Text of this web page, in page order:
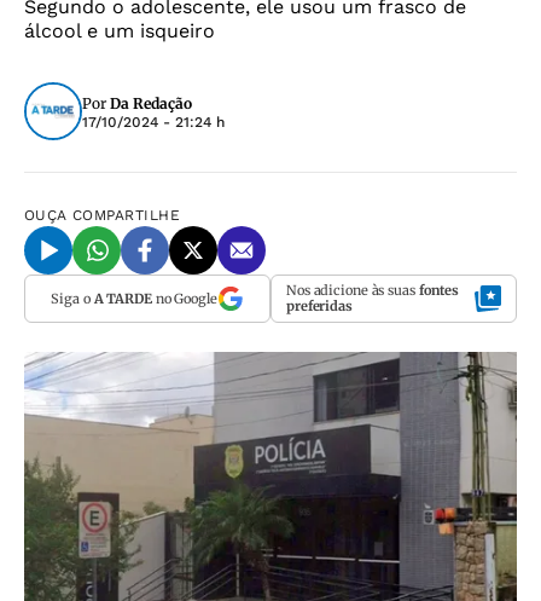
Segundo o adolescente, ele usou um frasco de
álcool e um isqueiro
Por Da Redação
17/10/2024 - 21:24 h
OUÇA COMPARTILHE
Siga o A TARDEno Google Nos adicione às suas fontes
preferidas